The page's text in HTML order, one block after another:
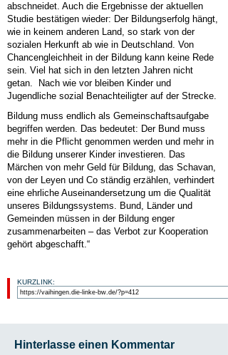
abschneidet. Auch die Ergebnisse der aktuellen
Studie bestätigen wieder: Der Bildungserfolg hängt,
wie in keinem anderen Land, so stark von der
sozialen Herkunft ab wie in Deutschland. Von
Chancengleichheit in der Bildung kann keine Rede
sein. Viel hat sich in den letzten Jahren nicht
getan. Nach wie vor bleiben Kinder und
Jugendliche sozial Benachteiligter auf der Strecke.
Bildung muss endlich als Gemeinschaftsaufgabe
begriffen werden. Das bedeutet: Der Bund muss
mehr in die Pflicht genommen werden und mehr in
die Bildung unserer Kinder investieren. Das
Märchen von mehr Geld für Bildung, das Schavan,
von der Leyen und Co ständig erzählen, verhindert
eine ehrliche Auseinandersetzung um die Qualität
unseres Bildungssystems. Bund, Länder und
Gemeinden müssen in der Bildung enger
zusammenarbeiten – das Verbot zur Kooperation
gehört abgeschafft.“
KURZLINK:
Hinterlasse einen Kommentar